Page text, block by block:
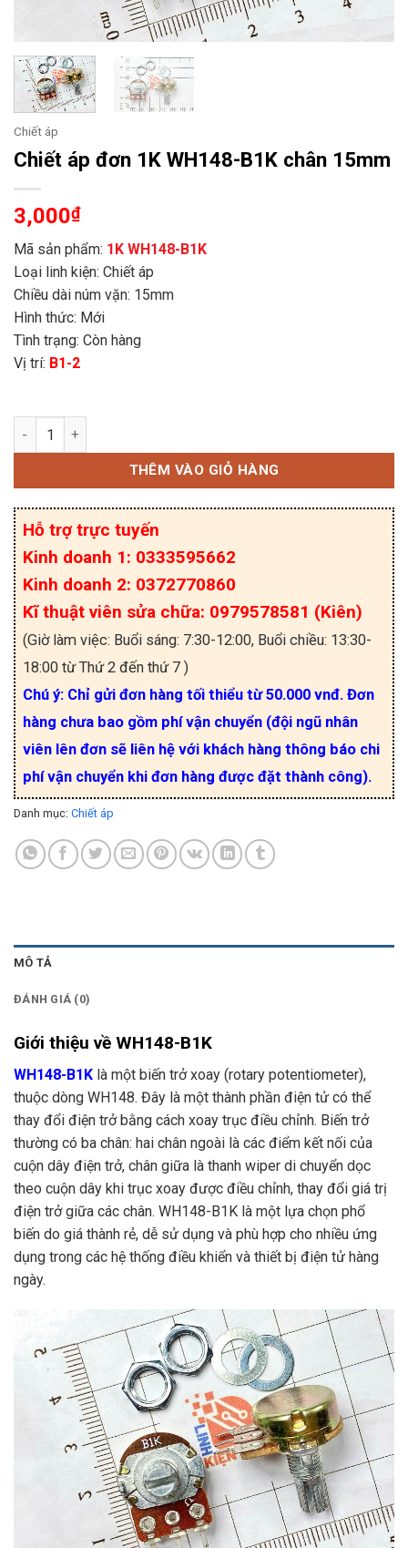
Chiết áp
Chiết áp đơn 1K WH148-B1K chân 15mm
3,000₫
Mã sản phẩm: 1K WH148-B1K
Loại linh kiện: Chiết áp
Chiều dài núm vặn: 15mm
Hình thức: Mới
Tình trạng: Còn hàng
Vị trí: B1-2
Chiết áp đơn 1K WH148-B1K chân 15mm số lượng
THÊM VÀO GIỎ HÀNG
Hỗ trợ trực tuyến
Kinh doanh 1: 0333595662
Kinh doanh 2: 0372770860
Kĩ thuật viên sửa chữa: 0979578581 (Kiên)
(Giờ làm việc: Buổi sáng: 7:30-12:00, Buổi chiều: 13:30-
18:00 từ Thứ 2 đến thứ 7 )
Chú ý: Chỉ gửi đơn hàng tối thiểu từ 50.000 vnđ. Đơn
hàng chưa bao gồm phí vận chuyển (đội ngũ nhân
viên lên đơn sẽ liên hệ với khách hàng thông báo chi
phí vận chuyển khi đơn hàng được đặt thành công).
Danh mục: Chiết áp
MÔ TẢ
ĐÁNH GIÁ (0)
Giới thiệu về WH148-B1K
WH148-B1K là một biến trở xoay (rotary potentiometer),
thuộc dòng WH148. Đây là một thành phần điện tử có thể
thay đổi điện trở bằng cách xoay trục điều chỉnh. Biến trở
thường có ba chân: hai chân ngoài là các điểm kết nối của
cuộn dây điện trở, chân giữa là thanh wiper di chuyển dọc
theo cuộn dây khi trục xoay được điều chỉnh, thay đổi giá trị
điện trở giữa các chân. WH148-B1K là một lựa chọn phổ
biến do giá thành rẻ, dễ sử dụng và phù hợp cho nhiều ứng
dụng trong các hệ thống điều khiển và thiết bị điện tử hàng
ngày.